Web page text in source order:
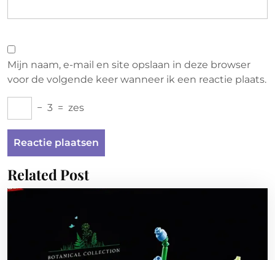
Mijn naam, e-mail en site opslaan in deze browser
voor de volgende keer wanneer ik een reactie plaats.
− 3 = zes
Related Post